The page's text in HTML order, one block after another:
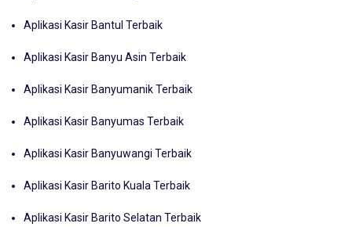
Aplikasi Kasir Bantul Terbaik
Aplikasi Kasir Banyu Asin Terbaik
Aplikasi Kasir Banyumanik Terbaik
Aplikasi Kasir Banyumas Terbaik
Aplikasi Kasir Banyuwangi Terbaik
Aplikasi Kasir Barito Kuala Terbaik
Aplikasi Kasir Barito Selatan Terbaik